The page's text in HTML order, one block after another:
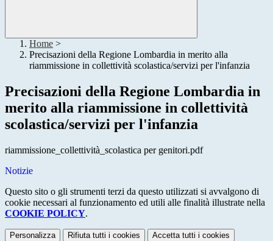
Home >
Precisazioni della Regione Lombardia in merito alla
riammissione in collettività scolastica/servizi per l'infanzia
Precisazioni della Regione Lombardia in
merito alla riammissione in collettività
scolastica/servizi per l'infanzia
riammissione_collettività_scolastica per genitori.pdf
Notizie
Questo sito o gli strumenti terzi da questo utilizzati si avvalgono di
cookie necessari al funzionamento ed utili alle finalità illustrate nella
COOKIE POLICY.
Personalizza Rifiuta tutti i cookies Accetta tutti i cookies